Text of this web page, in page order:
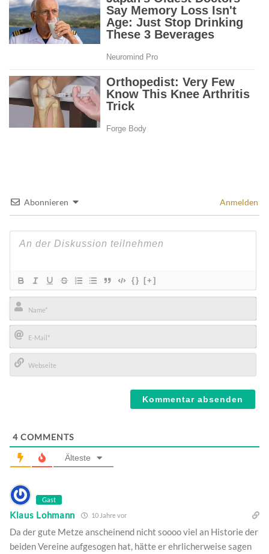
Abonnieren Anmelden
{} [+]
Name*
E-
Mail*
4 COMMENTS
Älteste
Gast
Klaus Lohmann 10 Jahre vor
Da der gute Metze anscheinend nicht soooo viel an Historie der
beiden Vereine aufgesogen hat, hätte er ehrlicherweise sagen